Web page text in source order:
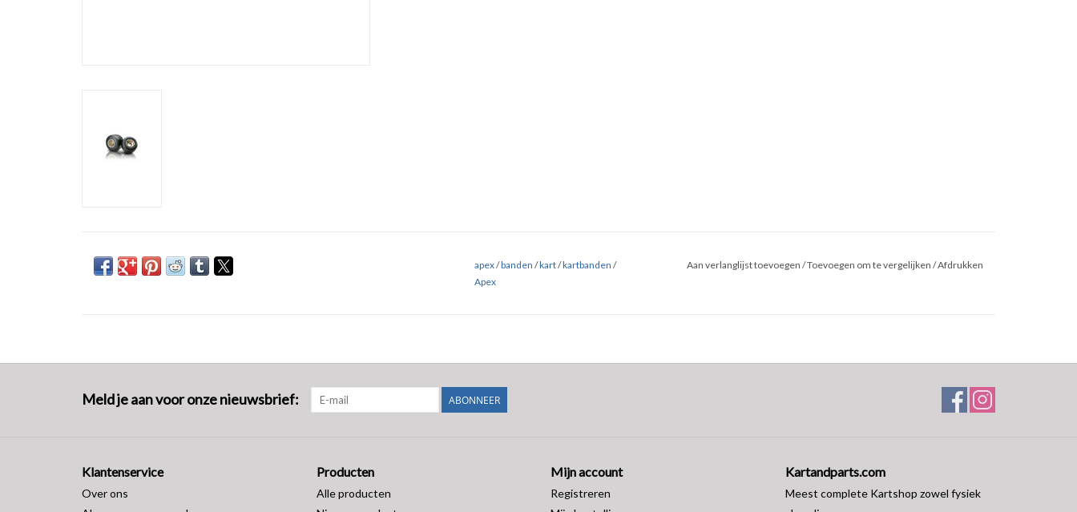
apex/banden /kart/kartbanden /
Apex
Aan verlanglijst toevoegen /Toevoegen om te vergelijken /Afdrukken
Meld je aan voor onze nieuwsbrief: ABONNEER
Klantenservice
Over ons
Producten
Alle producten
Mijn account
Registreren
Kartandparts.com
Meest complete Kartshop zowel fysiek